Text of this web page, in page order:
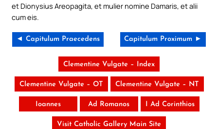
et Dionysius Areopagita, et mulier nomine Damaris, et alii
cum eis.
◄ Capitulum Praecedens Capitulum Proximum ►
Clementine Vulgate – Index
Clementine Vulgate – OT Clementine Vulgate – NT
Ioannes Ad Romanos I Ad Corinthios
Visit Catholic Gallery Main Site